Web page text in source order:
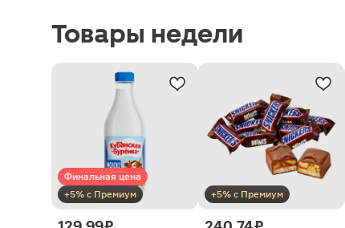
Товары недели
Финальная цена
+5% с Премиум
+5% с Премиум